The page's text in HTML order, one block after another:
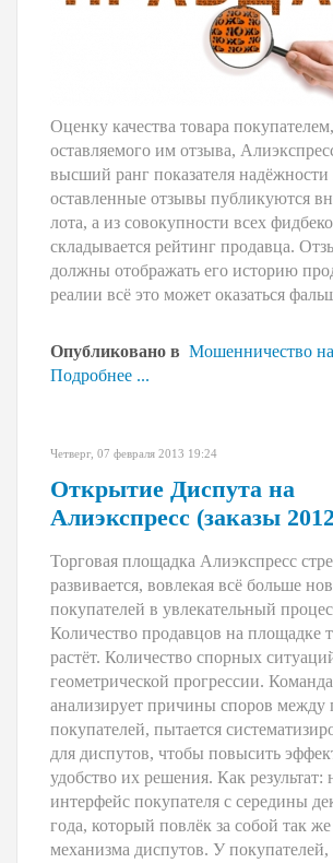
Оценку качества товара
оставляемого им отзыва,
высший ранг показателя
оставленные отзывы публикуются
лота, а из совокупности всех
складывается рейтинг продавца.
должны отображать его историю
реалии всё это может оказаться
Опубликовано в Мошенничество
Подробнее ...
Четверг, 07 февраля 2013 19:24
Открытие Диспута на
Алиэкспресс (заказы
Торговая площадка Алиэкспресс
развивается, вовлекая всё больше
покупателей в увлекательный
Количество продавцов на площадке
растёт. Количество спорных
геометрической прогрессии.
анализирует причины споров между
покупателей, пытается
для диспутов, чтобы повысить
удобство их решения. Как результат:
интерфейс покупателя с середины
года, который повлёк за собой так
механизма диспутов. У покупателей,